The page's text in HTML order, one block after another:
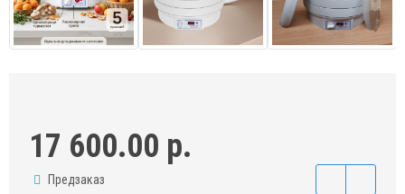
17 600.00 р.
Предзаказ